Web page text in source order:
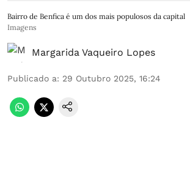
Bairro de Benfica é um dos mais populosos da capital
Imagens
Margarida Vaqueiro Lopes
Publicado a: 29 Outubro 2025, 16:24